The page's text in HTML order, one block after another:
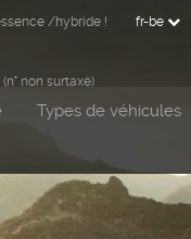
Types de véhicules
/hybride ! fr-be
(n° non surtaxé)